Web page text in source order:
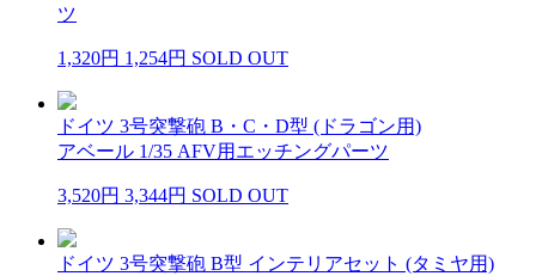
ツ
1,320円 1,254円 SOLD OUT
ドイツ 3号突撃砲 B・C・D型 (ドラゴン用)
アベール 1/35 AFV用エッチングパーツ
3,520円 3,344円 SOLD OUT
ドイツ 3号突撃砲 B型 インテリアセット (タミヤ用)